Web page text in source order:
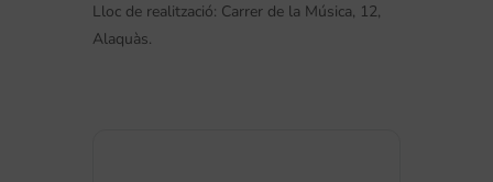
Lloc de realització: Carrer de la Música, 12,
Alaquàs.